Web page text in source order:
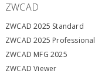
ZWCAD
ZWCAD 2025 Standard
ZWCAD 2025 Professional
ZWCAD MFG 2025
ZWCAD Viewer